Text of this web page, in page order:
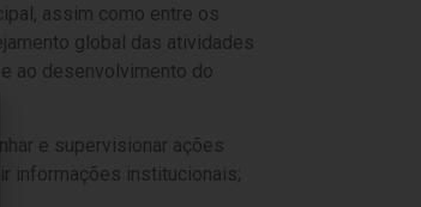
assim como entre os
global das atividades
ao desenvolvimento do
e supervisionar ações
informações institucionais;